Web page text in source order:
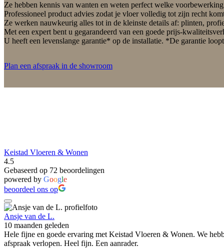
Ze hebben kennis van wanten en weten perfect welke
Professioneel product advies zodat je vloer volledig tot zijn recht
Ze werken nauwkeurig alles tot in de kleinste details af: plinten,
Met een expert bent u gegarandeerd van een goede prijs-
U heeft een levenslange garantie* op de installatie. *De garantie
Plan een afspraak in de showroom
Keistad Vloeren & Wonen
4.5
Gebaseerd op 72 beoordelingen
powered by Google
beoordeel ons op
Ansje van de L.
10 maanden geleden
Hele fijne en goede ervaring met Keistad Vloeren & Wonen. We
afspraak verlopen. Heel fijn. Een aanrader.